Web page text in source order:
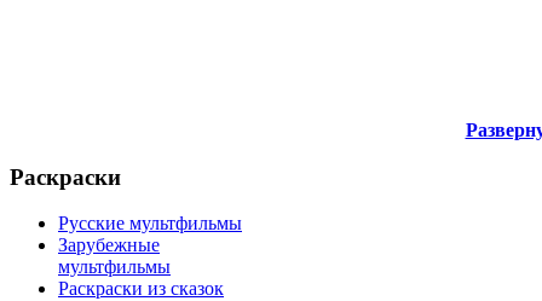
Раскраски
Русские мультфильмы
Зарубежные
мультфильмы
Раскраски из сказок